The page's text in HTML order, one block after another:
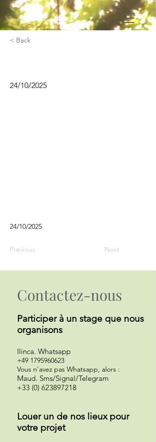
< Back
24/10/2025
24/10/2025
Previous Next
Contactez-nous
Participer à un stage que nous
organisons
Ilinca. Whatsapp
+49 1795960623
Vous n'avez pas Whatsapp, alors :
Maud. Sms/Signal/Telegram
+33 (0) 623897218
Louer un de nos lieux pour
votre projet